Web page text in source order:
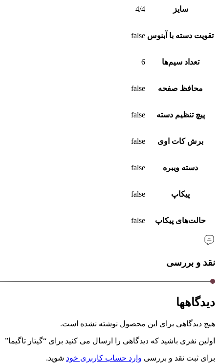
سایز 4/4
تقویت دسته با آبنوس false
تعداد سیم‌ها 6
محافظ صفحه false
پیچ تنظیم دسته false
برش کات‌ اوی false
دسته ویبره false
پیکاپ false
حالت‌های پیکاپ false
نقد و بررسی
دیدگاهها
هیچ دیدگاهی برای این محصول نوشته نشده است.
اولین نفری باشید که دیدگاهی را ارسال می کنید برای “گیتار تاگیما”
برای ثبت نقد و بررسی وارد حساب کاربری خود شوید.